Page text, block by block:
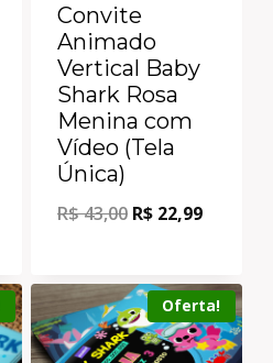
Convite
Animado
Vertical Baby
Shark Rosa
Menina com
Vídeo (Tela
Única)
R$43,00 R$ 22,99
Oferta!